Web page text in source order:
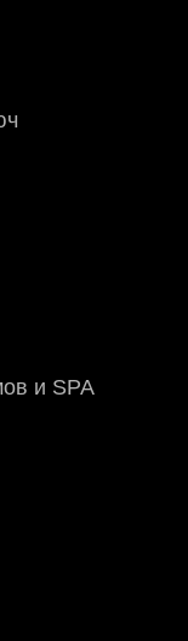
и SPA